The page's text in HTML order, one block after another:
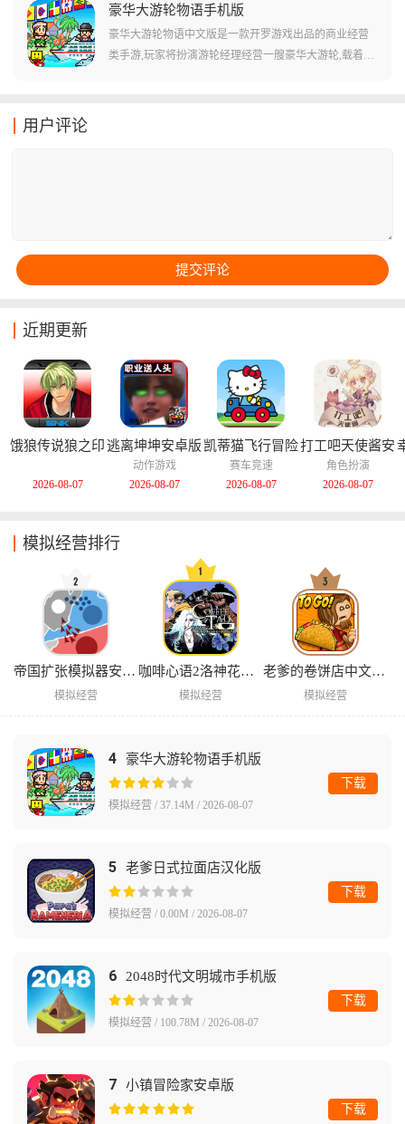
的特殊食谱，加入可解锁的12个独立假期，还可以购买
升级、家具和海报来装饰自己的商店。玩家需要为客户
制作各种口味的卷饼，例如炸鱼卷、鸡肉卷、牛肉卷
豪华大游轮物语手机版
豪华大游轮物语中文版是一款开罗游戏出品的商业经营
类手游,玩家将扮演游轮经理经营一艘豪华大游轮,载着乘
用户评论
近期更新
饿狼传说狼之印
2026-08-07
逃离坤坤安卓版
动作游戏
2026-08-07
凯蒂猫飞行冒险
中文版
赛车竞速
2026-08-07
打工吧天使酱安
卓版
角色扮演
2026-08-07
模拟经营排行
帝国扩张模拟器安卓版
模拟经营
咖啡心语2洛神花与蓝蝴蝶手游
模拟经营
老爹的卷饼店中文版下载
模拟经营
4 豪华大游轮物语手机版
模拟经营 / 37.14M / 2026-08-07
下载
5 老爹日式拉面店汉化版
模拟经营 / 0.00M / 2026-08-07
下载
6 2048时代文明城市手机版
模拟经营 / 100.78M / 2026-08-07
下载
7 小镇冒险家安卓版
下载